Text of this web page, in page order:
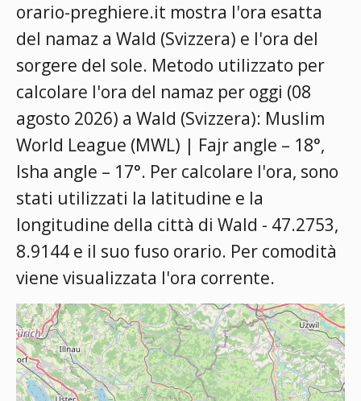
orario-preghiere.it mostra l'ora esatta
del namaz a Wald (Svizzera) e l'ora del
sorgere del sole. Metodo utilizzato per
calcolare l'ora del namaz per oggi (08
agosto 2026) a Wald (Svizzera): Muslim
World League (MWL) | Fajr angle – 18°,
Isha angle – 17°. Per calcolare l'ora, sono
stati utilizzati la latitudine e la
longitudine della città di Wald - 47.2753,
8.9144 e il suo fuso orario. Per comodità
viene visualizzata l'ora corrente.